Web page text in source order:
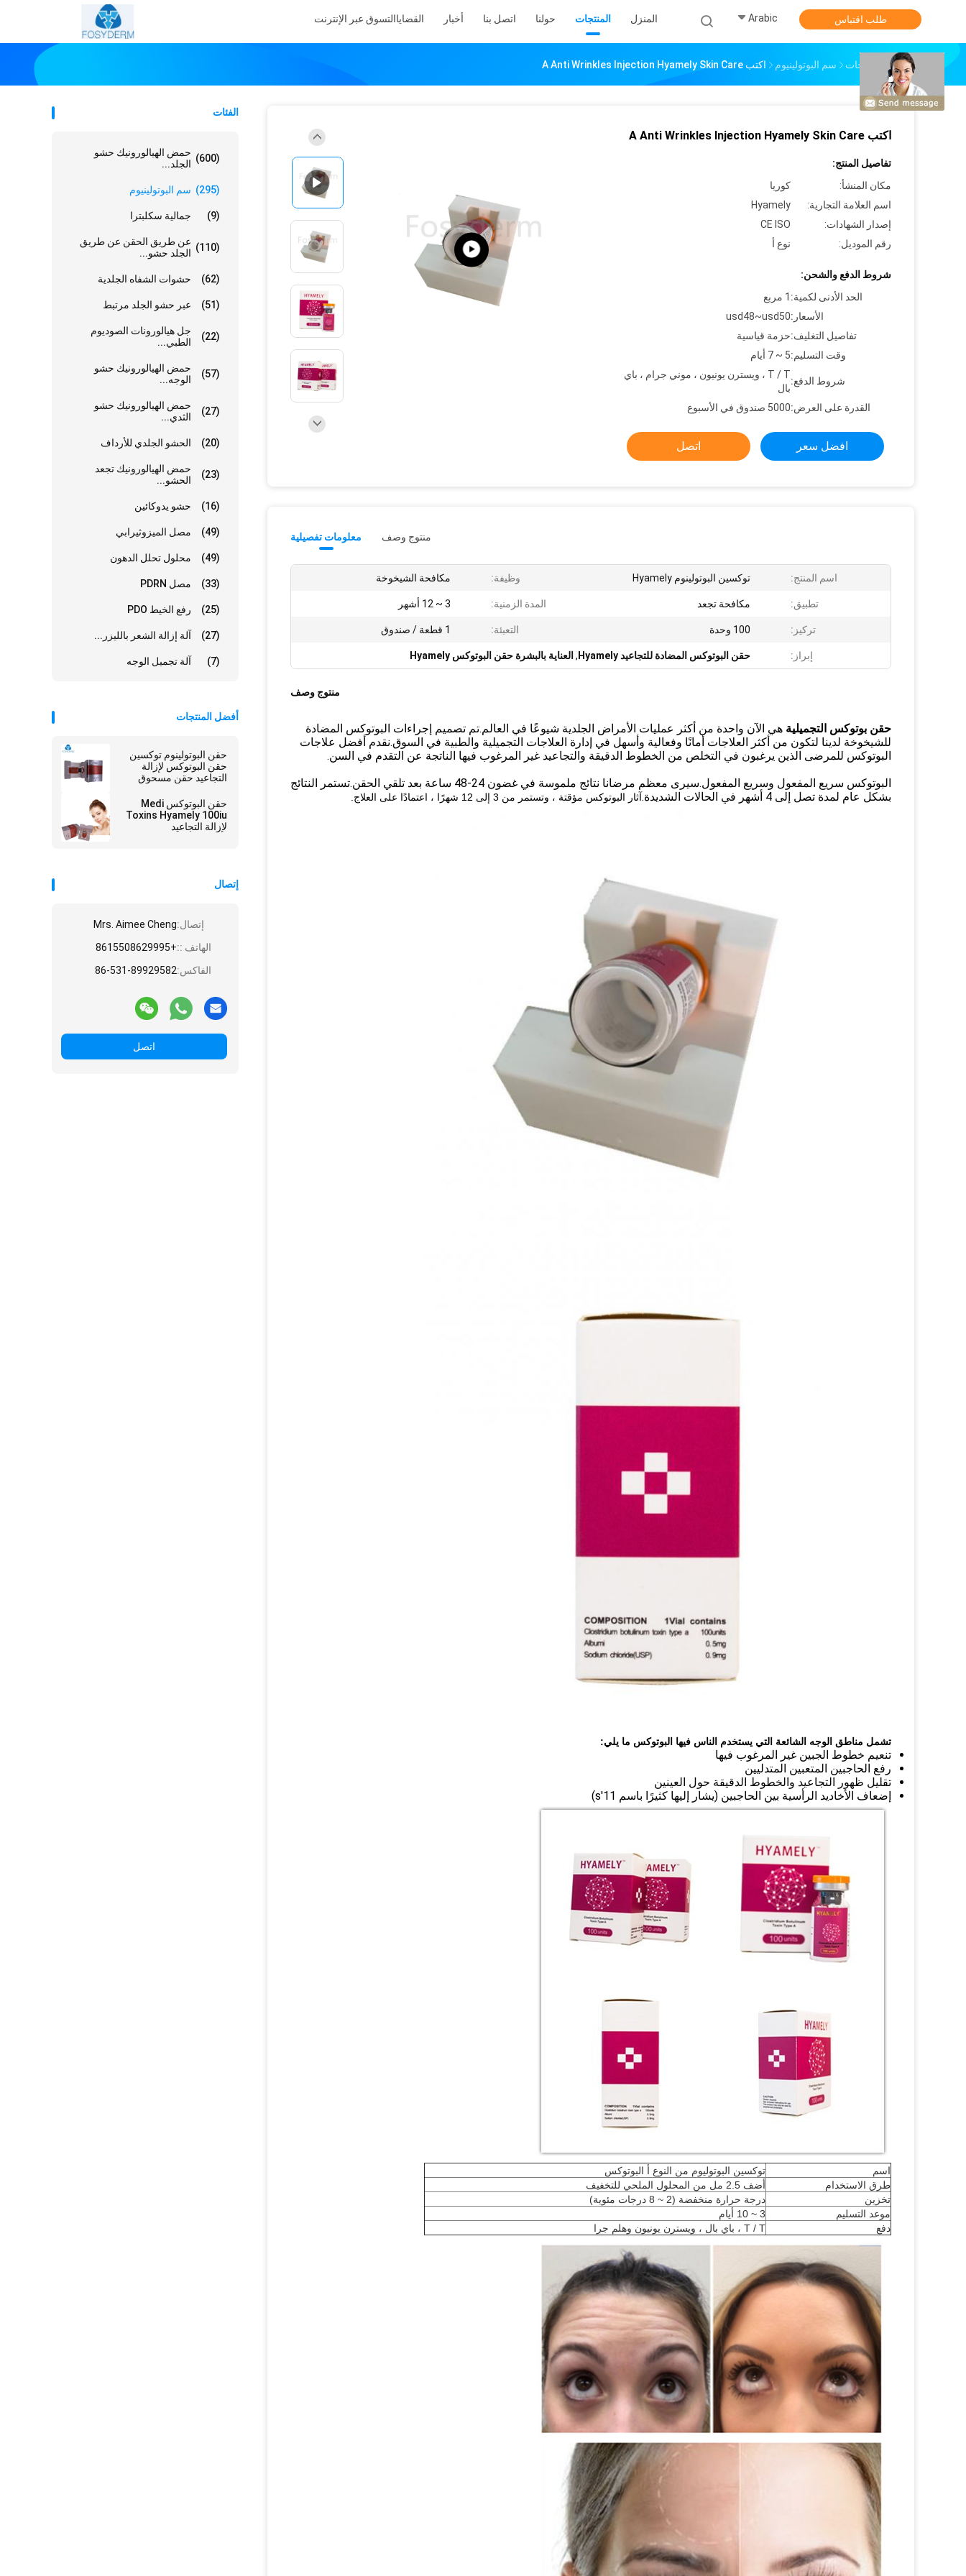
المنزل المنتجات حولنا اتصل بنا أخبار القضاياالتسوق عبر الإنترنت Arabic طلب اقتباس
منزل المنتجات سم البوتولينيوم اكتب A Anti Wrinkles Injection Hyamely Skin Care
الفئات
حمض الهيالورونيك حشو
الجلد...
(600)
سم البوتولينيوم (295)
جمالية سكلبترا (9)
عن طريق الحقن عن طريق
الجلد حشو...
(110)
حشوات الشفاه الجلدية (62)
عبر حشو الجلد مرتبط (51)
جل هيالورونات الصوديوم
الطبي...
(22)
حمض الهيالورونيك حشو
الوجه...
(57)
حمض الهيالورونيك حشو
الثدي...
(27)
الحشو الجلدي للأرداف (20)
حمض الهيالورونيك تجعد
الحشو...
(23)
حشو يدوكائين (16)
مصل الميزوثيرابي (49)
محلول تحلل الدهون (49)
مصل PDRN (33)
رفع الخيط PDO (25)
آلة إزالة الشعر بالليزر... (27)
آلة تجميل الوجه (7)
أفضل المنتجات
حقن البوتولينوم توكسين
حقن البوتوكس لإزالة
التجاعيد حقن مسحوق
حقن البوتوكس Medi
Toxins Hyamely 100iu
لإزالة التجاعيد
إتصال
إتصال:Mrs. Aimee Cheng
الهاتف ::+8615508629995
الفاكس:86-531-89929582
اتصل
اكتب A Anti Wrinkles Injection Hyamely Skin Care
تفاصيل المنتج:
مكان المنشأ:
كوريا
اسم العلامة التجارية:
Hyamely
إصدار الشهادات:
CE ISO
رقم الموديل:
نوع أ
شروط الدفع والشحن:
الحد الأدنى لكمية: 1 مربع
الأسعار:usd48~usd50
تفاصيل التغليف:حزمة قياسية
وقت التسليم:5 ~ 7 أيام
شروط الدفع:
T / T ، ويسترن يونيون ، موني جرام ، باي
بال
القدرة على العرض:5000 صندوق في الأسبوع
افضل سعر اتصل
معلومات تفصيلية منتوج وصف
اسم المنتج: توكسين البوتولينوم Hyamely وظيفة: مكافحة الشيخوخة
تطبيق: مكافحة تجعد المدة الزمنية: 3 ~ 12 أشهر
تركيز: 100 وحدة التعبئة: 1 قطعة / صندوق
إبراز: حقن البوتوكس المضادة للتجاعيد Hyamely , العناية بالبشرة حقن البوتوكس Hyamely
منتوج وصف
حقن بوتوكس التجميلية هي الآن واحدة من أكثر عمليات الأمراض الجلدية شيوعًا في العالم.تم تصميم إجراءات البوتوكس المضادة
للشيخوخة لدينا لتكون من أكثر العلاجات أمانًا وفعالية وأسهل في إدارة العلاجات التجميلية والطبية في السوق.نقدم أفضل علاجات
البوتوكس للمرضى الذين يرغبون في التخلص من الخطوط الدقيقة والتجاعيد غير المرغوب فيها الناتجة عن التقدم في السن.
البوتوكس سريع المفعول وسريع المفعول.سيرى معظم مرضانا نتائج ملموسة في غضون 24-48 ساعة بعد تلقي الحقن.تستمر النتائج
بشكل عام لمدة تصل إلى 4 أشهر في الحالات الشديدة.
آثار البوتوكس مؤقتة ، وتستمر من 3 إلى 12 شهرًا ، اعتمادًا على العلاج.
تشمل مناطق الوجه الشائعة التي يستخدم الناس فيها البوتوكس ما يلي:
تنعيم خطوط الجبين غير المرغوب فيها
رفع الحاجبين المتعبين المتدليين
تقليل ظهور التجاعيد والخطوط الدقيقة حول العينين
إضعاف الأخاديد الرأسية بين الحاجبين (يشار إليها كثيرًا باسم 11′s)
اسم
توكسين البوتوليوم من النوع أ البوتوكس
طرق الاستخدام
أضف 2.5 مل من المحلول الملحي للتخفيف
تخزين
درجة حرارة منخفضة (2 ~ 8 درجات مئوية)
موعد التسليم
3 ~ 10 أيام
دفع
T / T ، باي بال ، ويسترن يونيون وهلم جرا